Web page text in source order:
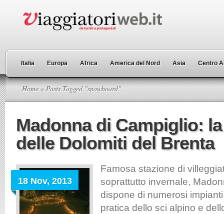
Italia Europa Africa America del Nord Asia Centro
Home » Posts Tagged "snowboard"
Madonna di Campiglio:
delle Dolomiti del Brenta
18 Nov, 2013
Famosa stazione di
soprattutto invernale,
dispone di numerosi
pratica dello sci alpino e